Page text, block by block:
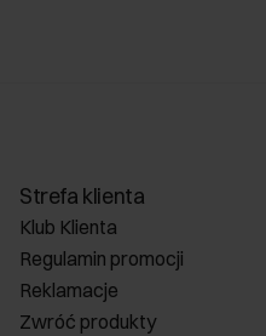
Strefa klienta
Klub Klienta
Regulamin promocji
Reklamacje
Zwróć produkty